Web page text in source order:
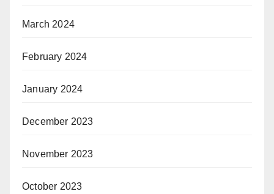
March 2024
February 2024
January 2024
December 2023
November 2023
October 2023